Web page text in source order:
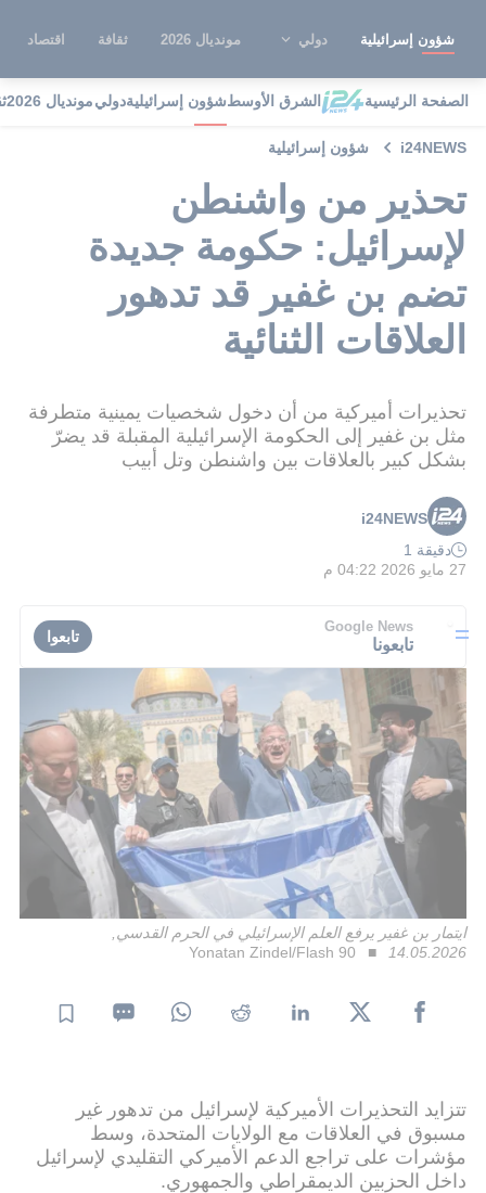
شؤون إسرائيلية دولي مونديال 2026 ثقافة اقتصاد
الصفحة الرئيسية الشرق الأوسطشؤون إسرائيليةدوليمونديال 2026
i24NEWS شؤون إسرائيلية
تحذير من واشنطن
لإسرائيل: حكومة جديدة
تضم بن غفير قد تدهور
العلاقات الثنائية
تحذيرات أميركية من أن دخول شخصيات يمينية متطرفة
مثل بن غفير إلى الحكومة الإسرائيلية المقبلة قد يضرّ
بشكل كبير بالعلاقات بين واشنطن وتل أبيب
i24NEWS
دقيقة 1
27 مايو 2026 04:22 م
Google News
تابعونا تابعوا
ايتمار بن غفير يرفع العلم الإسرائيلي في الحرم القدسي,
14.05.2026
Yonatan Zindel/Flash 90
تتزايد التحذيرات الأميركية لإسرائيل من تدهور غير
مسبوق في العلاقات مع الولايات المتحدة، وسط
مؤشرات على تراجع الدعم الأميركي التقليدي لإسرائيل
داخل الحزبين الديمقراطي والجمهوري.